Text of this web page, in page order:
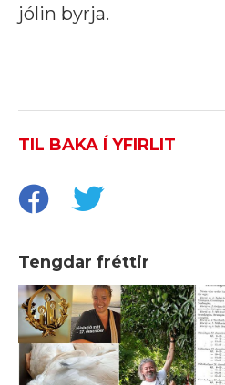
jólin byrja.
TIL BAKA Í YFIRLIT
Tengdar fréttir